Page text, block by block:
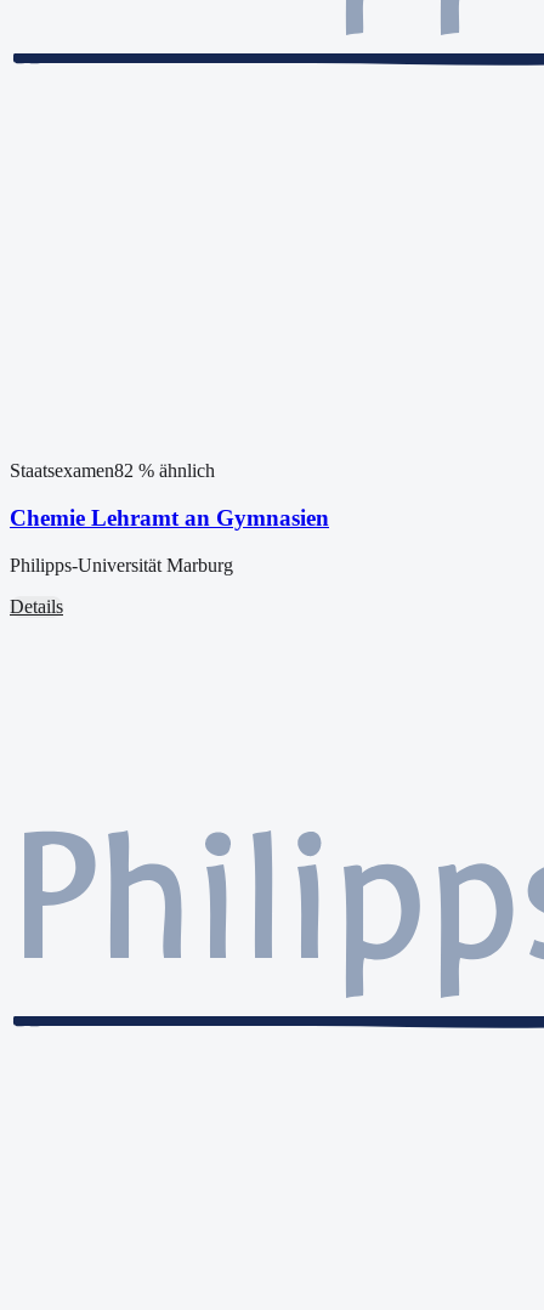
Staatsexamen82 % ähnlich
Chemie Lehramt an Gymnasien
Philipps-Universität Marburg
Details